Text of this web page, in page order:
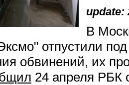
update:
В
отпустили
обвинений, их
24 апреля РБК